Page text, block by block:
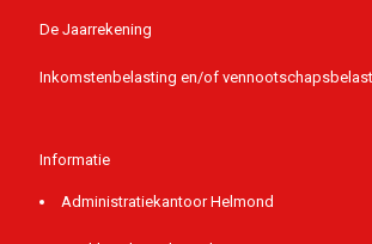
De Jaarrekening
Inkomstenbelasting en/of
Informatie
Administratiekantoor Helmond